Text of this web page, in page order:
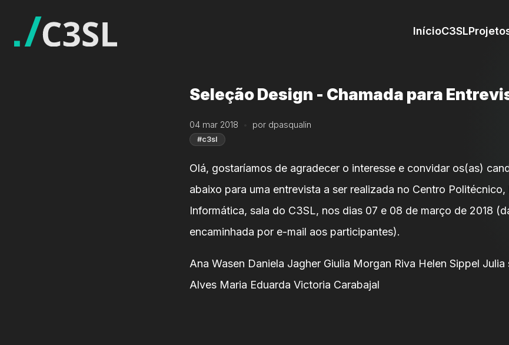
InícioC3SL
Seleção Design - Chamada para
04 mar 2018 por dpasqualin
#c3sl
Olá, gostaríamos de agradecer o interesse e convidar os(as)
abaixo para uma entrevista a ser realizada no Centro
Informática, sala do C3SL, nos dias 07 e 08 de março de 2018
encaminhada por e-mail aos participantes).
Ana Wasen Daniela Jagher Giulia Morgan Riva Helen Sippel Julia
Alves Maria Eduarda Victoria Carabajal